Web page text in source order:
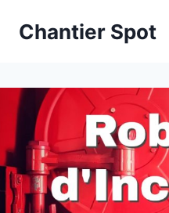
Chantier Spot